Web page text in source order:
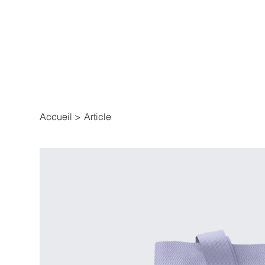
Accueil > Article